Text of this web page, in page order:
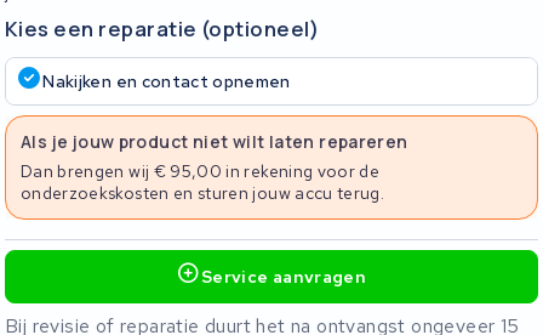
Kies een reparatie (optioneel)
Nakijken en contact opnemen
Als je jouw product niet wilt laten repareren
Dan brengen wij € 95,00 in rekening voor de
onderzoekskosten en sturen jouw accu terug.
Service aanvragen
Bij revisie of reparatie duurt het na ontvangst ongeveer 15